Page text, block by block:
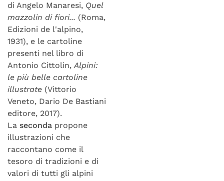
di Angelo Manaresi, Quel
mazzolin di fiori... (Roma,
Edizioni de l'alpino,
1931), e le cartoline
presenti nel libro di
Antonio Cittolin,Alpini:
le più belle cartoline
illustrate (Vittorio
Veneto, Dario De Bastiani
editore, 2017).
La seconda propone
illustrazioni che
raccontano come il
tesoro di tradizioni e di
valori di tutti gli alpini